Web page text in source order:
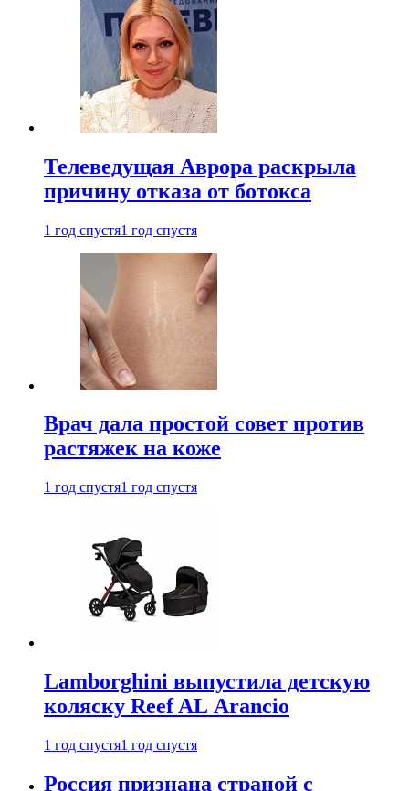
Телеведущая Аврора раскрыла
причину отказа от ботокса
1 год спустя1 год спустя
Врач дала простой совет против
растяжек на коже
1 год спустя1 год спустя
Lamborghini выпустила детскую
коляску Reef AL Arancio
1 год спустя1 год спустя
Россия признана страной с